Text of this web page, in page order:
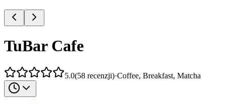
TuBar Cafe
5.0(58 recenzji)·Coffee, Breakfast, Matcha